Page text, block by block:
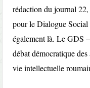
rédaction du journal
pour le Dialogue
également là. Le GDS
débat démocratique
vie intellectuelle